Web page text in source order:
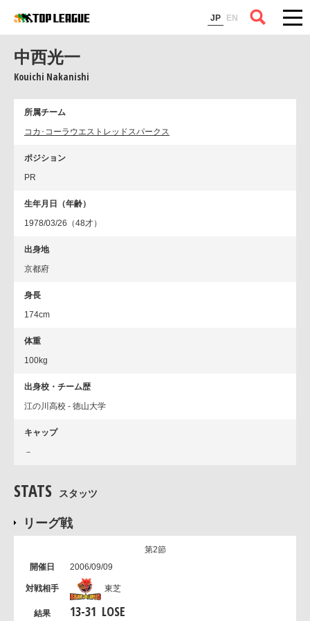
JP EN
コラム
中西光一
Kouichi Nakanishi
所属チーム
コカ･コーラウエストレッドスパークス
ポジション
PR
生年月日（年齢）
1978/03/26（48才）
出身地
京都府
身長
174cm
体重
100kg
出身校・チーム歴
江の川高校 - 徳山大学
キャップ
－
STATS スタッツ
リーグ戦
第2節
2006/09/09
東芝
13-31 LOSE